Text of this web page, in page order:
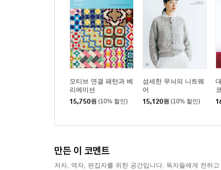
모티브 연결 패턴과 베
리에이션
15,750원 (10% 할인)
섬세한 무늬의 니트웨
어
15,120원 (10% 할인)
만든 이 코멘트
저자, 역자, 편집자를 위한 공간입니다. 독자들에게 전하